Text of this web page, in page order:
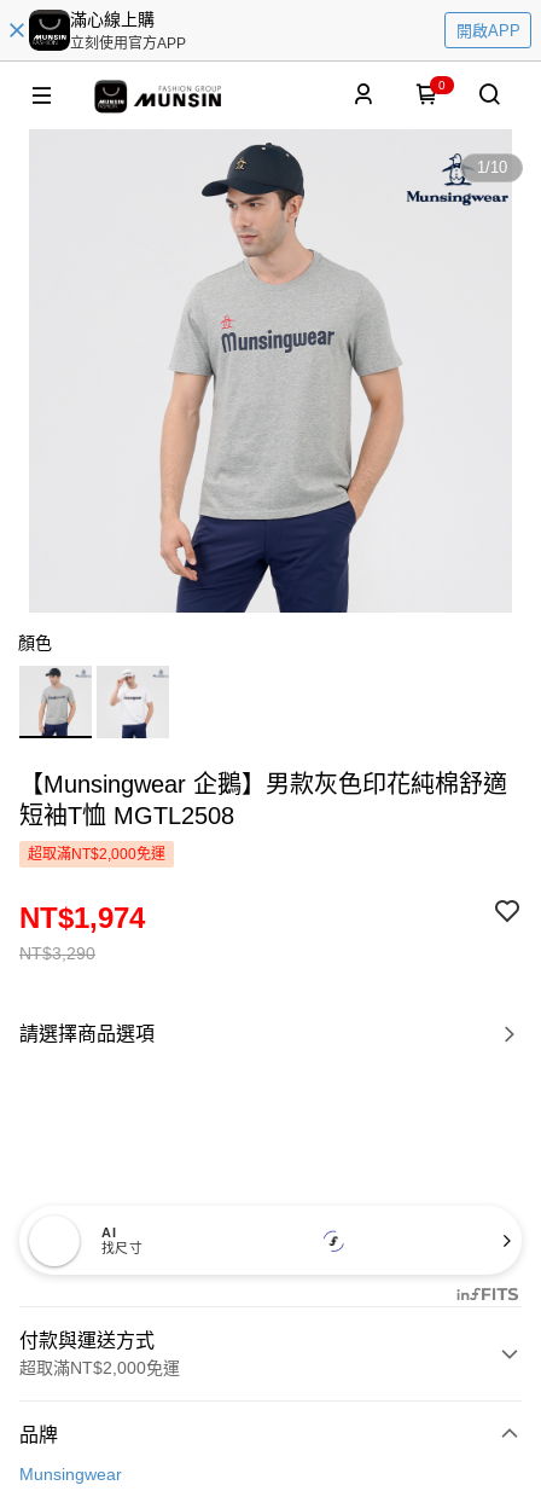
滿心線上購
立刻使用官方APP
開啟APP
0
1/10
顏色
【Munsingwear 企鵝】男款灰色印花純棉舒適
短袖T恤 MGTL2508
超取滿NT$2,000免運
NT$3,290
NT$1,974
請選擇商品選項
AI
找尺寸
付款與運送方式
超取滿NT$2,000免運
信用卡一次付款
品牌
Munsingwear